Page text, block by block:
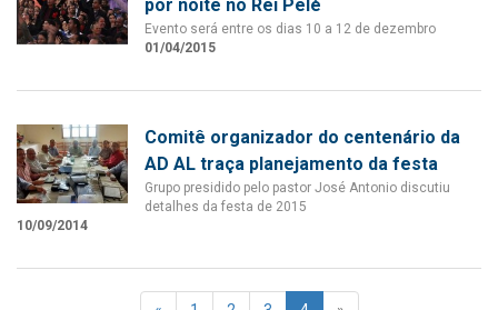
por noite no Rei Pelé
Evento será entre os dias 10 a 12 de dezembro
01/04/2015
Comitê organizador do centenário da
AD AL traça planejamento da festa
Grupo presidido pelo pastor José Antonio discutiu
detalhes da festa de 2015
10/09/2014